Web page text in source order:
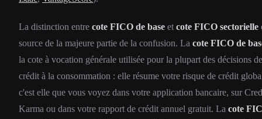
La distinction entre cote FICO de base et cote FICO sectorielle
source de la majeure partie de la confusion. La cote FICO de
la cote à vocation générale utilisée pour la plupart des décisions de
crédit à la consommation : elle résume votre risque de crédit
c'est elle que vous voyez dans votre application bancaire, sur
Karma ou dans votre rapport de crédit annuel gratuit. La cote